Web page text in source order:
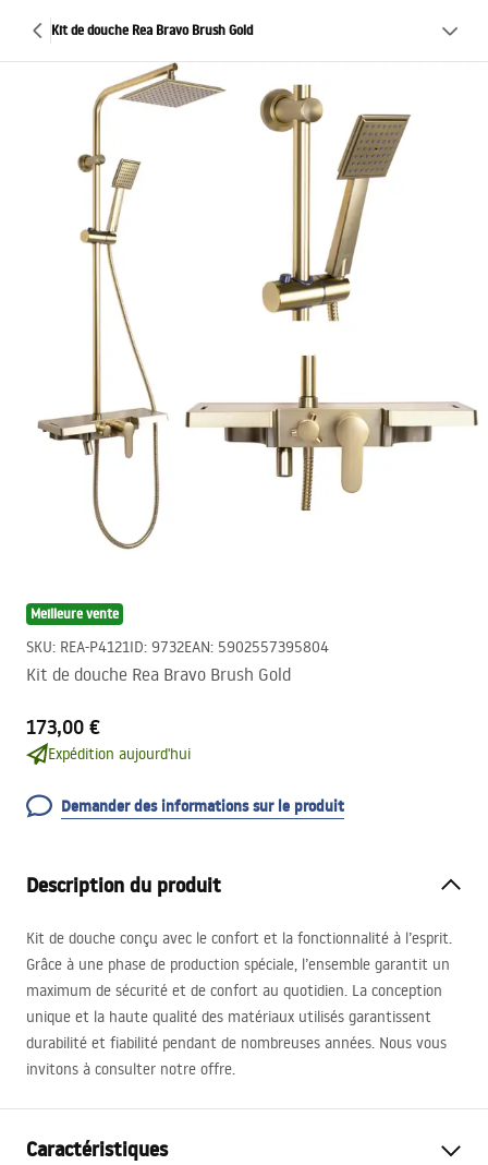
Kit de douche Rea Bravo Brush Gold
Meilleure vente
SKU: REA-P4121ID: 9732EAN: 5902557395804
Kit de douche Rea Bravo Brush Gold
173,00 €
Expédition aujourd'hui
Demander des informations sur le produit
Description du produit
Kit de douche conçu avec le confort et la fonctionnalité à l’esprit.
Grâce à une phase de production spéciale, l’ensemble garantit un
maximum de sécurité et de confort au quotidien. La conception
unique et la haute qualité des matériaux utilisés garantissent
durabilité et fiabilité pendant de nombreuses années. Nous vous
invitons à consulter notre offre.
Caractéristiques